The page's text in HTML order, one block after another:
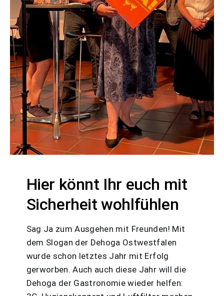
Hier könnt Ihr euch mit
Sicherheit wohlfühlen
Sag Ja zum Ausgehen mit Freunden! Mit
dem Slogan der Dehoga Ostwestfalen
wurde schon letztes Jahr mit Erfolg
gerworben. Auch auch diese Jahr will die
Dehoga der Gastronomie wieder helfen: